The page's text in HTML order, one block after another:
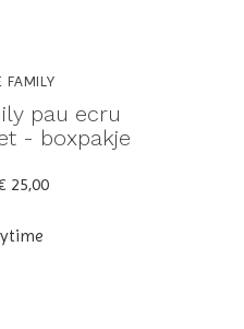
FAMILY
pau ecru
- boxpakje
25,00